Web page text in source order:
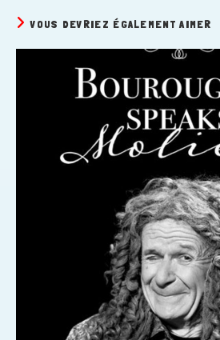
VOUS DEVRIEZ ÉGALEMENT AIMER